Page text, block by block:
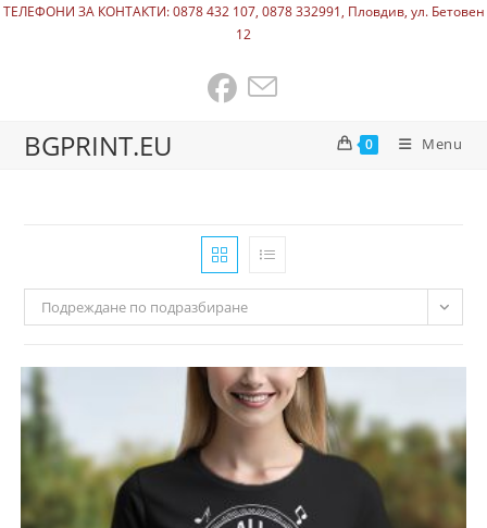
ТЕЛЕФОНИ ЗА КОНТАКТИ: 0878 432 107, 0878 332991, Пловдив, ул. Бетовен
12
BGPRINT.EU 0 Menu
Подреждане по подразбиране